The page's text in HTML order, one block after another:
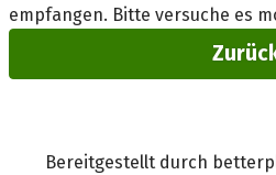
empfangen. Bitte versuche es
Bereitgestellt durch